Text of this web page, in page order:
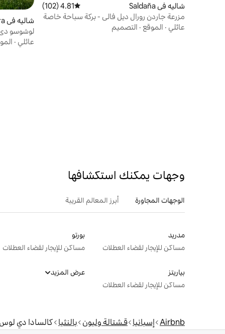
شاليه في Saldaña متوسط التقييم 4.81 من 5، 102 مراجعات
4.81 (102)
مزرعة جاردن رورال ديل فالي - بركة سباحة خاصة
عائلي · الموقع · التصميم
شاليه في Brañosera
لوشوسو دي
عائلي ·
وجهات يمكنك استكشافها
الوجهات المجاورة أبرز المعالم القريبة
مدريد
مساكن للإيجار لقضاء العطلات
بورتو
مساكن للإيجار لقضاء العطلات
بياريتز
مساكن للإيجار لقضاء العطلات
عرض المزيد
Airbnb إسبانيا قـشتالة وليون بالنثيا كالسادا دي